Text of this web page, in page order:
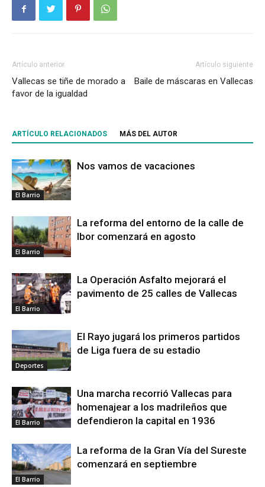
Artículo anterior
Vallecas se tiñe de morado a
favor de la igualdad
Artículo siguiente
Baile de máscaras en Vallecas
ARTÍCULO RELACIONADOS MÁS DEL AUTOR
El Barrio
Nos vamos de vacaciones
El Barrio
La reforma del entorno de la calle de
Ibor comenzará en agosto
El Barrio
La Operación Asfalto mejorará el
pavimento de 25 calles de Vallecas
Deportes
El Rayo jugará los primeros partidos
de Liga fuera de su estadio
El Barrio
Una marcha recorrió Vallecas para
homenajear a los madrileños que
defendieron la capital en 1936
El Barrio
La reforma de la Gran Vía del Sureste
comenzará en septiembre